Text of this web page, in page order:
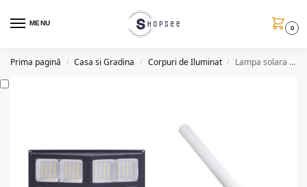
MENU
0
Prima pagină / Casa si Gradina / Corpuri de Iluminat / Lampa solara stradala, dubla, 300W, telecomanda